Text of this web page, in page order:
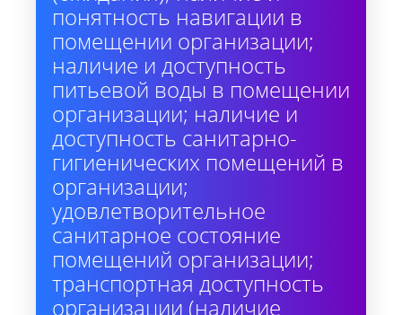
понятность навигации в
помещении организации;
наличие и доступность
питьевой воды в помещении
организации; наличие и
доступность санитарно-
гигиенических помещений в
организации;
удовлетворительное
санитарное состояние
помещений организации;
транспортная доступность
организации (наличие